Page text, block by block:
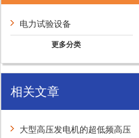
电力试验设备
更多分类
相关文章
大型高压发电机的超低频高压